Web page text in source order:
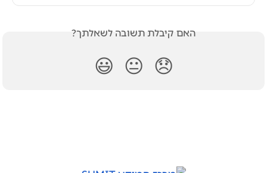
האם קיבלת תשובה לשאלתך?
😞
😐
😃